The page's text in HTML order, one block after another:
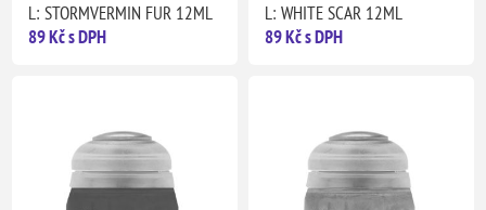
L: STORMVERMIN FUR 12ML
89 Kč s DPH
L: WHITE SCAR 12ML
89 Kč s DPH